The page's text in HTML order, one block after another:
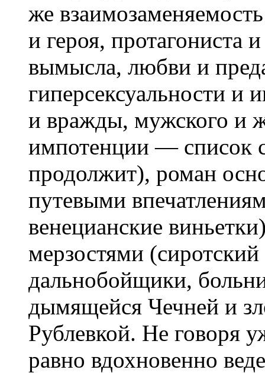
же
и героя, протагониста
вымысла, любви и
гиперсексуальности и
и вражды, мужского и
импотенции — список
продолжит), роман
путевыми
венецианские
мерзостями
дальнобойщики,
дымящейся Чечней и
Рублевкой. Не говоря
равно вдохновенно